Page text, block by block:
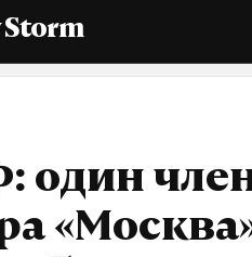
Storm
один